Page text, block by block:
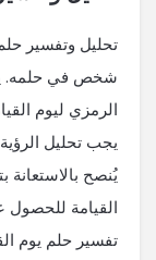
تحليل وتفسير
شخص في حلمه.
الرمزي ليوم
يجب تحليل
يُنصح بالاستعانة
القيامة للحصول
تفسير حلم يوم